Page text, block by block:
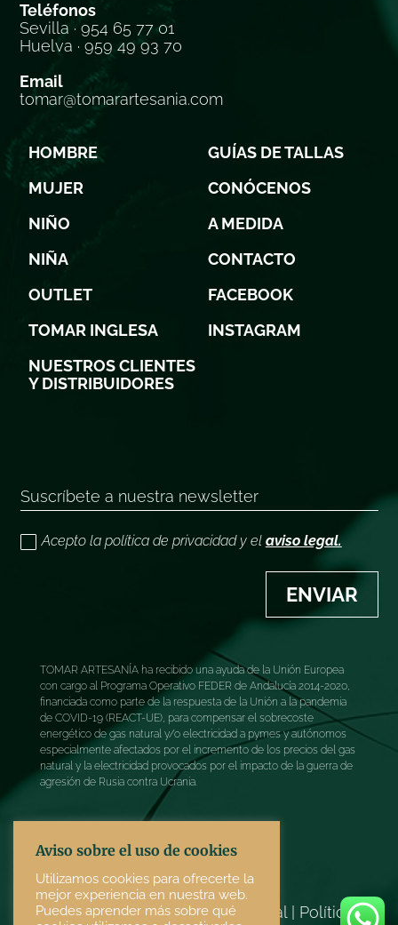
Teléfonos
Sevilla · 954 65 77 01
Huelva · 959 49 93 70
Email
tomar@tomarartesania.com
HOMBRE
MUJER
NIÑO
NIÑA
OUTLET
TOMAR INGLESA
NUESTROS CLIENTES
Y DISTRIBUIDORES
GUÍAS DE TALLAS
CONÓCENOS
A MEDIDA
CONTACTO
FACEBOOK
INSTAGRAM
Acepto la política de privacidad y el aviso legal.
ENVIAR
TOMAR ARTESANÍA ha recibido una ayuda de la Unión Europea
con cargo al Programa Operativo FEDER de Andalucía 2014-2020,
financiada como parte de la respuesta de la Unión a la pandemia
de COVID-19 (REACT-UE), para compensar el sobrecoste
energético de gas natural y/o electricidad a pymes y autónomos
especialmente afectados por el incremento de los precios del gas
natural y la electricidad provocados por el impacto de la guerra de
agresión de Rusia contra Ucrania.
Términos y condiciones|Aviso legal Política de
Aviso sobre el uso de cookies
Utilizamos cookies para ofrecerte la
mejor experiencia en nuestra web.
Puedes aprender más sobre qué